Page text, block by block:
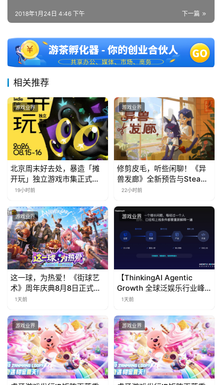
下一篇
2018年1月24日 4:46 下午
相关推荐
游戏业界
北京周末好去处，暴造「摊
开玩」独立游戏市集正式开
票！
19小时前
游戏业界
修剪皮毛，听些闲聊！《异
兽发廊》全新预告与Steam
免费试玩公开
22小时前
游戏业界
这一球，为热爱！《街球艺
术》周年庆典8月8日正式上
线，多重福利与全新内容同
1天前
游戏业界
【ThinkingAI Agentic
Growth 全球泛娱乐行业峰
会】Agent 时代，人到底负
1天前
游戏业界 游戏业界